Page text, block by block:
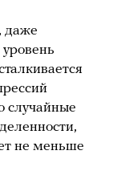
даже
случайные
не меньше